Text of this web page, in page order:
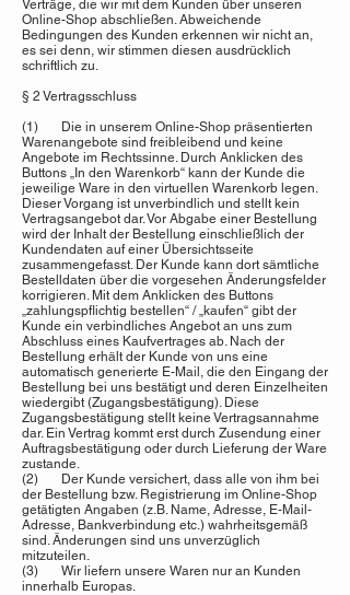
Verträge, die wir mit dem Kunden über unseren
Online-Shop abschließen. Abweichende
Bedingungen des Kunden erkennen wir nicht an,
es sei denn, wir stimmen diesen ausdrücklich
schriftlich zu.
§ 2 Vertragsschluss
(1) Die in unserem Online-Shop präsentierten
Warenangebote sind freibleibend und keine
Angebote im Rechtssinne. Durch Anklicken des
Buttons „In den Warenkorb“ kann der Kunde die
jeweilige Ware in den virtuellen Warenkorb legen.
Dieser Vorgang ist unverbindlich und stellt kein
Vertragsangebot dar. Vor Abgabe einer Bestellung
wird der Inhalt der Bestellung einschließlich der
Kundendaten auf einer Übersichtsseite
zusammengefasst. Der Kunde kann dort sämtliche
Bestelldaten über die vorgesehen Änderungsfelder
korrigieren. Mit dem Anklicken des Buttons
„zahlungspflichtig bestellen“ / „kaufen“ gibt der
Kunde ein verbindliches Angebot an uns zum
Abschluss eines Kaufvertrages ab. Nach der
Bestellung erhält der Kunde von uns eine
automatisch generierte E-Mail, die den Eingang der
Bestellung bei uns bestätigt und deren Einzelheiten
wiedergibt (Zugangsbestätigung). Diese
Zugangsbestätigung stellt keine Vertragsannahme
dar. Ein Vertrag kommt erst durch Zusendung einer
Auftragsbestätigung oder durch Lieferung der Ware
zustande.
(2) Der Kunde versichert, dass alle von ihm bei
der Bestellung bzw. Registrierung im Online-Shop
getätigten Angaben (z.B. Name, Adresse, E-Mail-
Adresse, Bankverbindung etc.) wahrheitsgemäß
sind. Änderungen sind uns unverzüglich
mitzuteilen.
(3) Wir liefern unsere Waren nur an Kunden
innerhalb Europas.